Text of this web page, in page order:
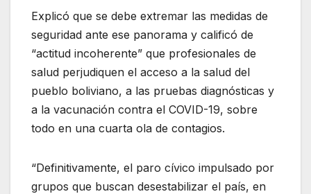
Explicó que se debe extremar las medidas de
seguridad ante ese panorama y calificó de
“actitud incoherente” que profesionales de
salud perjudiquen el acceso a la salud del
pueblo boliviano, a las pruebas diagnósticas y
a la vacunación contra el COVID-19, sobre
todo en una cuarta ola de contagios.
“Definitivamente, el paro cívico impulsado por
grupos que buscan desestabilizar el país, en